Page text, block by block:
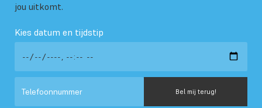
jou uitkomt.
Kies datum en tijdstip